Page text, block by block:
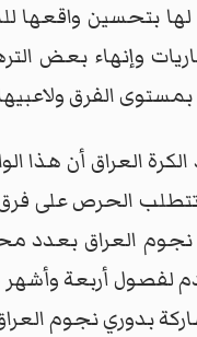
بتحسين واقعها
وإنهاء
بمستوى الفرق
الكرة العراق أن
الحرص على فرق
العراق بعدد
لفصول أربعة وأشهر
بدوري نجوم